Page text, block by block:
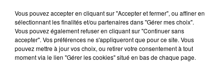
12h03
12h03 11h56
11h56 11h50
11h50
Vous pouvez accepter en cliquant sur "Accepter et fermer", ou affiner en
sélectionnant les finalités et/ou partenaires dans "Gérer mes choix".
Vous pouvez également refuser en cliquant sur "Continuer sans
accepter". Vos préférences ne s'appliqueront que pour ce site. Vous
pouvez mettre à jour vos choix, ou retirer votre consentement à tout
moment via le lien "Gérer les cookies" situé en bas de chaque page.